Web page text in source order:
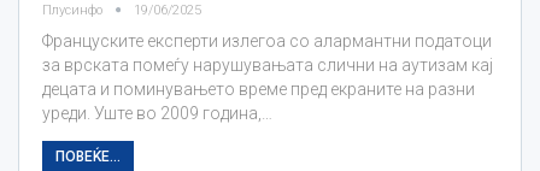
Плусинфо 19/06/2025
Француските експерти излегоа со алармантни податоци
за врската помеѓу нарушувањата слични на аутизам кај
децата и поминувањето време пред екраните на разни
уреди. Уште во 2009 година,…
ПОВЕЌЕ...